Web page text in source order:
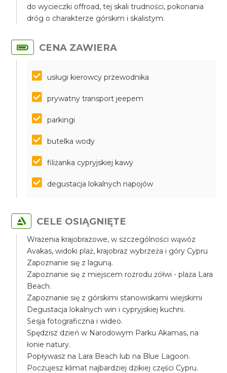
do wycieczki offroad, tej skali trudności, pokonania
dróg o charakterze górskim i skalistym.
CENA ZAWIERA
usługi kierowcy przewodnika
prywatny transport jeepem
parkingi
butelka wody
filiżanka cypryjskiej kawy
degustacja lokalnych napojów
CELE OSIĄGNIĘTE
Wrażenia krajobrazowe, w szczególności wąwóz
Avakas, widoki plaż, krajobraz wybrzeża i góry Cypru
Zapoznanie się z laguną.
Zapoznanie się z miejscem rozrodu żółwi - plaża Lara
Beach.
Zapoznanie się z górskimi stanowiskami wiejskimi
Degustacja lokalnych win i cypryjskiej kuchni.
Sesja fotograficzna i wideo.
Spędzisz dzień w Narodowym Parku Akamas, na
łonie natury.
Popływasz na Lara Beach lub na Blue Lagoon.
Poczujesz klimat najbardziej dzikiej części Cypru.